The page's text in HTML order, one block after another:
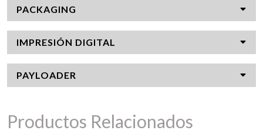
PACKAGING
IMPRESIÓN DIGITAL
PAYLOADER
Productos Relacionados